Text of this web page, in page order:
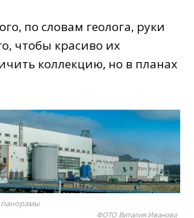
по словам геолога, руки
чтобы красиво их
коллекцию, но в планах
панорамы
ФОТО Виталия Иванова